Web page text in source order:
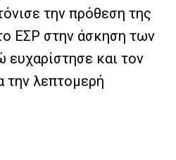
την πρόθεση της
ΕΣΡ στην άσκηση των
και τον
την λεπτομερή